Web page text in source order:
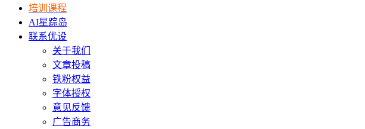
培训课程
AI星踪岛
联系优设
关于我们
文章投稿
铁粉权益
字体授权
意见反馈
广告商务